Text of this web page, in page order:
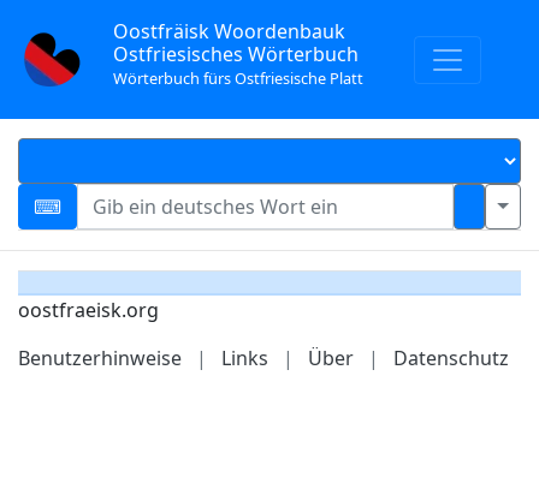
Oostfräisk Woordenbauk
Ostfriesisches Wörterbuch
Wörterbuch fürs Ostfriesische Platt
oostfraeisk.org
Benutzerhinweise
| Links | Über | Datenschutz